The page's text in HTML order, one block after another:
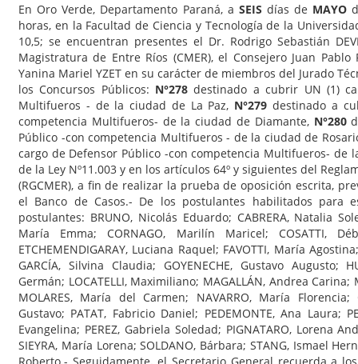
En Oro Verde, Departamento Paraná, a SEIS días de MAYO
horas, en la Facultad de Ciencia y Tecnología de la
10,5; se encuentran presentes el Dr. Rodrigo Sebastián
Magistratura de Entre Ríos (CMER), el Consejero Juan Pablo
Yanina Mariel YZET en su carácter de miembros del Jurado
los Concursos Públicos: N°278destinado a cubrir UN (1)
Multifueros - de la ciudad de La Paz, N°279 destinado a
competencia Multifueros- de la ciudad de Diamante, N°280
Público -con competencia Multifueros - de la ciudad de
cargo de Defensor Público -con competencia Multifueros- de
de la Ley Nº11.003 y en los artículos 64º y siguientes del
(RGCMER), a fin de realizar la prueba de oposición escrita,
el Banco de Casos.- De los postulantes habilitados para
postulantes: BRUNO, Nicolás Eduardo; CABRERA, Natalia
María Emma; CORNAGO, Marilín Maricel; COSATTI,
ETCHEMENDIGARAY, Luciana Raquel; FAVOTTI, María
GARCÍA, Silvina Claudia; GOYENECHE, Gustavo Augusto;
Germán; LOCATELLI, Maximiliano; MAGALLÁN, Andrea
MOLARES, María del Carmen; NAVARRO, María Florencia;
Gustavo; PATAT, Fabricio Daniel; PEDEMONTE, Ana Laura;
Evangelina; PEREZ, Gabriela Soledad; PIGNATARO, Lorena
SIEYRA, María Lorena; SOLDANO, Bárbara; STANG, Ismael